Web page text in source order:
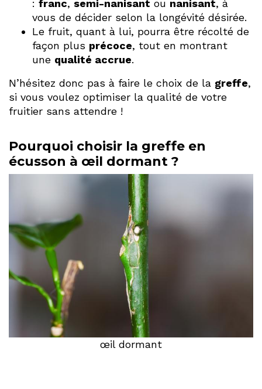
: franc, semi-nanisant ou nanisant, à
vous de décider selon la longévité désirée.
Le fruit, quant à lui, pourra être récolté de
façon plus précoce, tout en montrant
une qualité accrue.
N’hésitez donc pas à faire le choix de la greffe,
si vous voulez optimiser la qualité de votre
fruitier sans attendre !
Pourquoi choisir la greffe en
écusson à œil dormant ?
œil dormant